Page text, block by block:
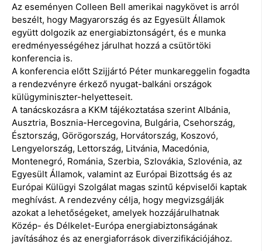
Az eseményen Colleen Bell amerikai nagykövet is arról
beszélt, hogy Magyarország és az Egyesült Államok
együtt dolgozik az energiabiztonságért, és e munka
eredményességéhez járulhat hozzá a csütörtöki
konferencia is.
A konferencia előtt Szijjártó Péter munkareggelin fogadta
a rendezvényre érkező nyugat-balkáni országok
külügyminiszter-helyetteseit.
A tanácskozásra a KKM tájékoztatása szerint Albánia,
Ausztria, Bosznia-Hercegovina, Bulgária, Csehország,
Észtország, Görögország, Horvátország, Koszovó,
Lengyelország, Lettország, Litvánia, Macedónia,
Montenegró, Románia, Szerbia, Szlovákia, Szlovénia, az
Egyesült Államok, valamint az Európai Bizottság és az
Európai Külügyi Szolgálat magas szintű képviselői kaptak
meghívást. A rendezvény célja, hogy megvizsgálják
azokat a lehetőségeket, amelyek hozzájárulhatnak
Közép- és Délkelet-Európa energiabiztonságának
javításához és az energiaforrások diverzifikációjához.